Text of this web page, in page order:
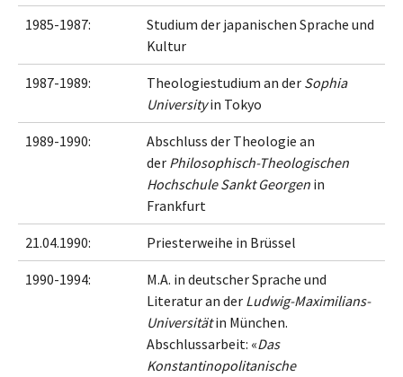
1985-1987:
Studium der japanischen Sprache und
Kultur
1987-1989: Theologiestudium an der Sophia
Universityin Tokyo
1989-1990:
Abschluss der Theologie an
der Philosophisch-Theologischen
Hochschule Sankt Georgen in
Frankfurt
21.04.1990: Priesterweihe in Brüssel
1990-1994:
M.A. in deutscher Sprache und
Literatur an der Ludwig-Maximilians-
Universitätin München.
Abschlussarbeit: «Das
Konstantinopolitanische